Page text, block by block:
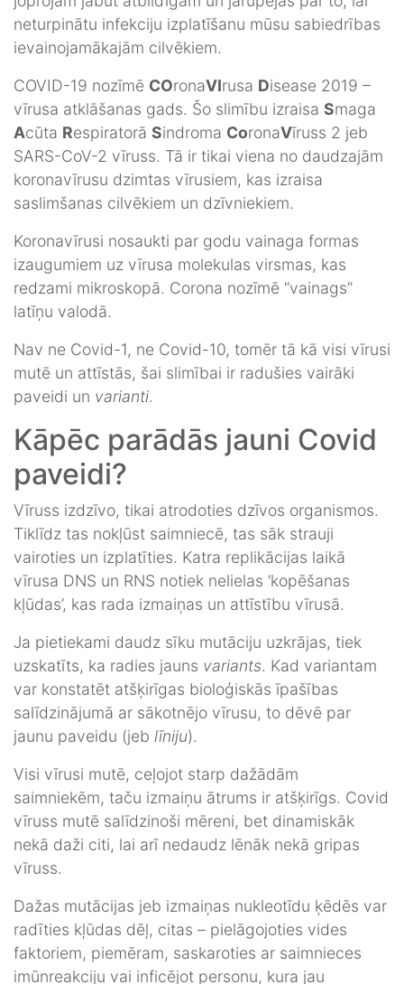
neturpinātu infekciju izplatīšanu mūsu sabiedrības
ievainojamākajām cilvēkiem.
COVID-19 nozīmē COronaVIrusa Disease 2019 –
vīrusa atklāšanas gads. Šo slimību izraisa Smaga
Acūta Respiratorā Sindroma CoronaVīruss 2 jeb
SARS-CoV-2 vīruss. Tā ir tikai viena no daudzajām
koronavīrusu dzimtas vīrusiem, kas izraisa
saslimšanas cilvēkiem un dzīvniekiem.
Koronavīrusi nosaukti par godu vainaga formas
izaugumiem uz vīrusa molekulas virsmas, kas
redzami mikroskopā. Corona nozīmē “vainags”
latīņu valodā.
Nav ne Covid-1, ne Covid-10, tomēr tā kā visi vīrusi
mutē un attīstās, šai slimībai ir radušies vairāki
paveidi un varianti.
Kāpēc parādās jauni Covid
paveidi?
Vīruss izdzīvo, tikai atrodoties dzīvos organismos.
Tiklīdz tas nokļūst saimniecē, tas sāk strauji
vairoties un izplatīties. Katra replikācijas laikā
vīrusa DNS un RNS notiek nelielas ‘kopēšanas
kļūdas’, kas rada izmaiņas un attīstību vīrusā.
Ja pietiekami daudz sīku mutāciju uzkrājas, tiek
uzskatīts, ka radies jauns variants. Kad variantam
var konstatēt atšķirīgas bioloģiskās īpašības
salīdzinājumā ar sākotnējo vīrusu, to dēvē par
jaunu paveidu (jeb līniju).
Visi vīrusi mutē, ceļojot starp dažādām
saimniekēm, taču izmaiņu ātrums ir atšķirīgs. Covid
vīruss mutē salīdzinoši mēreni, bet dinamiskāk
nekā daži citi, lai arī nedaudz lēnāk nekā gripas
vīruss.
Dažas mutācijas jeb izmaiņas nukleotīdu ķēdēs var
radīties kļūdas dēļ, citas – pielāgojoties vides
faktoriem, piemēram, saskaroties ar saimnieces
imūnreakciju vai inficējot personu, kura jau